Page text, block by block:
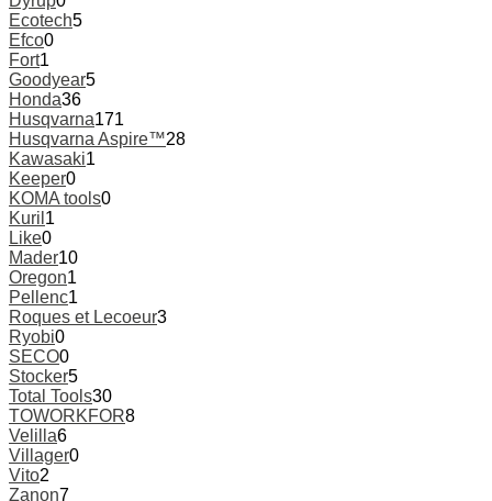
Ecotech5
Efco0
Fort1
Goodyear5
Honda36
Husqvarna171
Husqvarna Aspire™28
Kawasaki1
Keeper0
KOMA tools0
Kuril 1
Like0
Mader10
Oregon1
Pellenc1
Roques et Lecoeur3
Ryobi0
SECO0
Stocker5
Total Tools30
TOWORKFOR8
Velilla6
Villager0
Vito2
Zanon7